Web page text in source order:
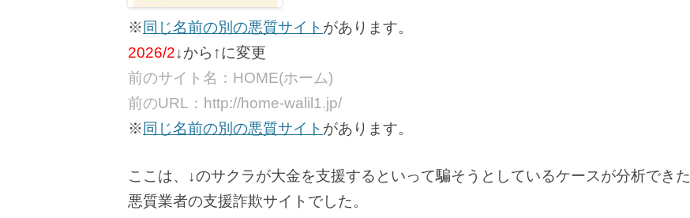
※ 同じ名前の別の悪質サイト があります。
2026/2↓から↑に変更
前のサイト名：HOME(ホーム)
前のURL：http://home-walil1.jp/
※ 同じ名前の別の悪質サイト があります。
ここは、↓のサクラが大金を支援するといって騙そうとしているケースが分析できた
悪質業者の支援詐欺サイトでした。